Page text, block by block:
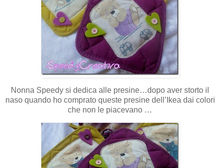
Nonna Speedy si dedica alle presine…dopo aver storto il
naso quando ho comprato queste presine dell’Ikea dai colori
che non le piacevano …